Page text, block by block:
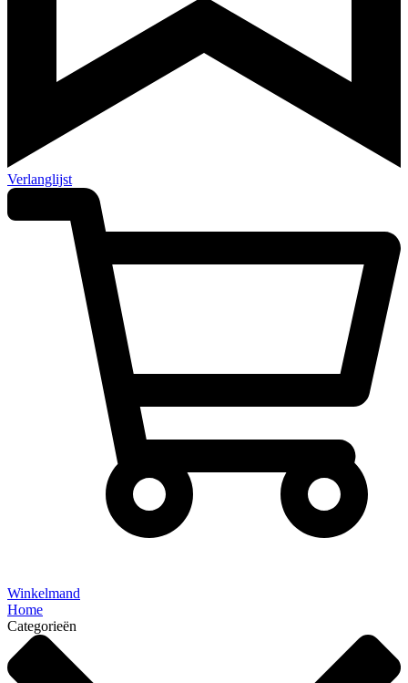
Verlanglijst
Winkelmand
Home
Categorieën